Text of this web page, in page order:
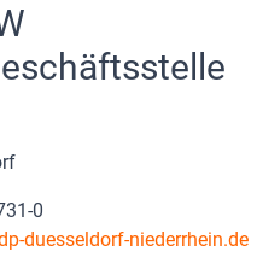
0
duesseldorf-niederrhein.de